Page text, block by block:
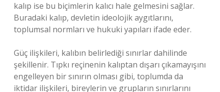
kalıp ise bu biçimlerin kalıcı hale gelmesini sağlar.
Buradaki kalıp, devletin ideolojik aygıtlarını,
toplumsal normları ve hukuki yapıları ifade eder.
Güç ilişkileri, kalıbın belirlediği sınırlar dahilinde
şekillenir. Tıpkı reçinenin kalıptan dışarı çıkamayışını
engelleyen bir sınırın olması gibi, toplumda da
iktidar ilişkileri, bireylerin ve grupların sınırlarını